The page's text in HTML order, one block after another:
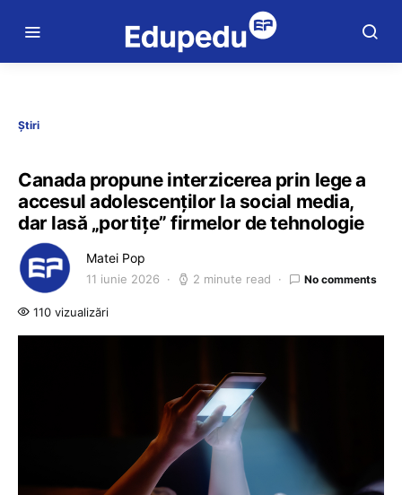
Știri
Canada propune interzicerea prin lege a
accesul adolescenților la social media,
dar lasă „portițe” firmelor de tehnologie
Matei Pop
11 iunie 2026 2 minute read No comments
110 vizualizări